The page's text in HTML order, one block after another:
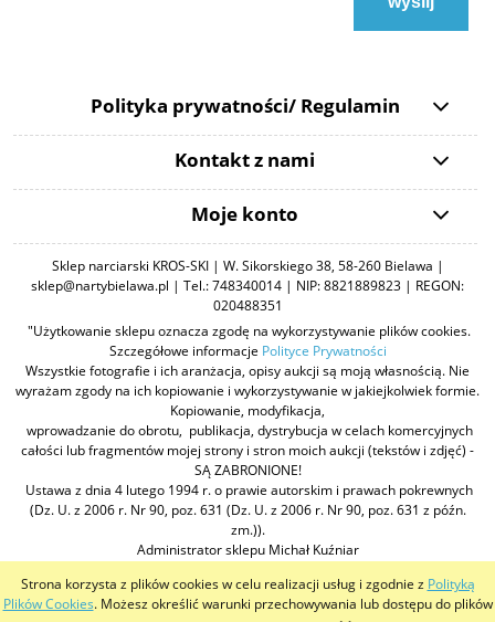
Strona korzysta z plików cookies w celu realizacji usług i zgodnie z Polityką
Plików Cookies. Możesz określić warunki przechowywania lub dostępu do plików
Polityka prywatności/ Regulamin
Kontakt z nami
Moje konto
Sklep narciarski KROS-SKI | W. Sikorskiego 38, 58-260 Bielawa |
sklep@nartybielawa.pl | Tel.: 748340014 | NIP: 8821889823 | REGON:
020488351
"Użytkowanie sklepu oznacza zgodę na wykorzystywanie plików cookies.
Szczegółowe informacje Polityce Prywatności
Wszystkie fotografie i ich aranżacja, opisy aukcji są moją własnością. Nie
wyrażam zgody na ich kopiowanie i wykorzystywanie w jakiejkolwiek formie.
Kopiowanie, modyfikacja,
wprowadzanie do obrotu, publikacja, dystrybucja w celach komercyjnych
całości lub fragmentów mojej strony i stron moich aukcji (tekstów i zdjęć) -
SĄ ZABRONIONE!
Ustawa z dnia 4 lutego 1994 r. o prawie autorskim i prawach pokrewnych
(Dz. U. z 2006 r. Nr 90, poz. 631 (Dz. U. z 2006 r. Nr 90, poz. 631 z późn.
zm.)).
Administrator sklepu Michał Kuźniar
pokaż pełną wersję strony